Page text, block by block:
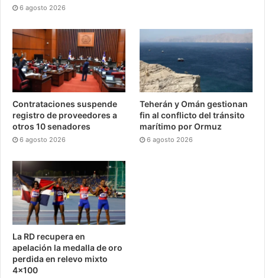
6 agosto 2026
Contrataciones suspende
registro de proveedores a
otros 10 senadores
6 agosto 2026
Teherán y Omán gestionan
fin al conflicto del tránsito
marítimo por Ormuz
6 agosto 2026
La RD recupera en
apelación la medalla de oro
perdida en relevo mixto
4×100